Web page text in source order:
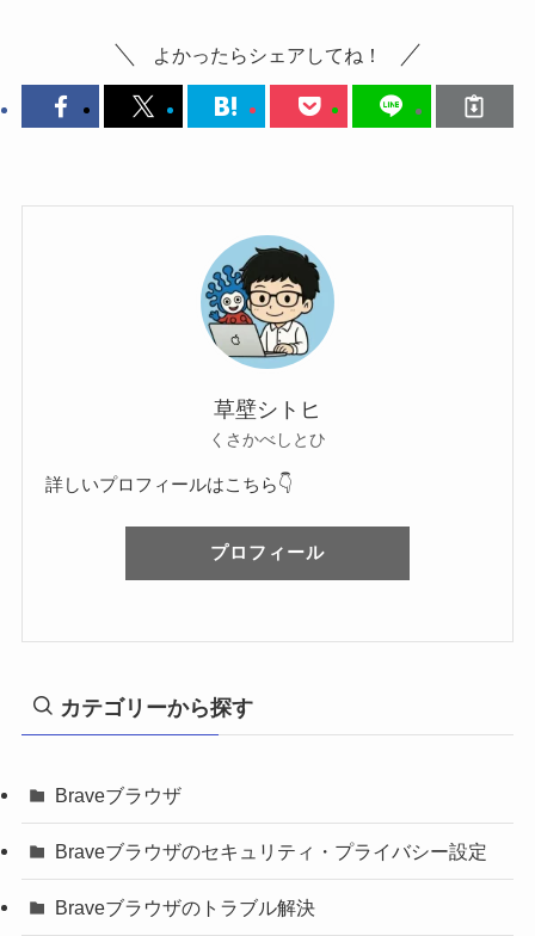
よかったらシェアしてね！
草壁シトヒ
くさかべしとひ
詳しいプロフィールはこちら👇
プロフィール
カテゴリーから探す
Braveブラウザ
Braveブラウザのセキュリティ・プライバシー設定
Braveブラウザのトラブル解決